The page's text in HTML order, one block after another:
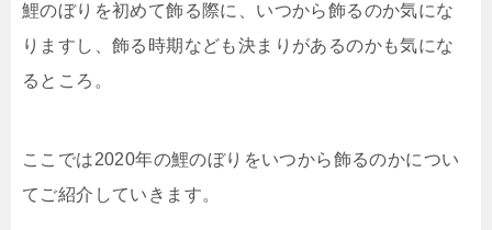
鯉のぼりを初めて飾る際に、いつから飾るのか気にな
りますし、飾る時期なども決まりがあるのかも気にな
るところ。
ここでは2020年の鯉のぼりをいつから飾るのかについ
てご紹介していきます。